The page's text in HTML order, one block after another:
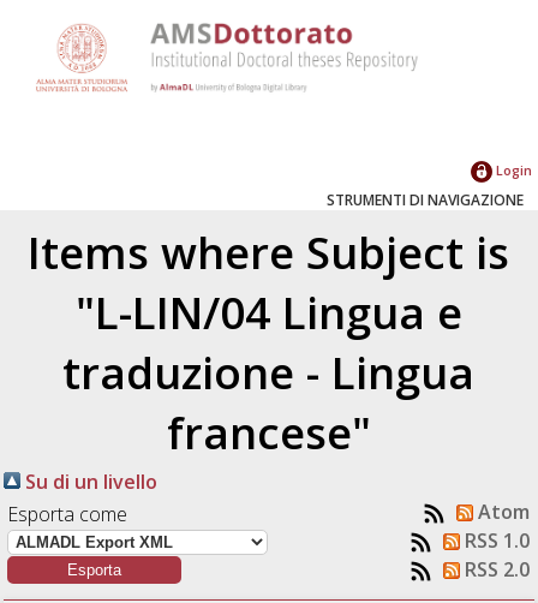
Login
STRUMENTI DI NAVIGAZIONE
Items where Subject is
"L-LIN/04 Lingua e
traduzione - Lingua
francese"
Su di un livello
Esporta come
Atom
RSS 1.0
RSS 2.0